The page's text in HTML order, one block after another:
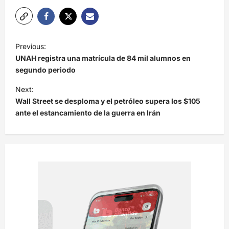
N
a
v
e
g
a
c
Previous:
UNAH registra una matrícula de 84 mil alumnos en
segundo periodo
Next:
Wall Street se desploma y el petróleo supera los $105
ante el estancamiento de la guerra en Irán